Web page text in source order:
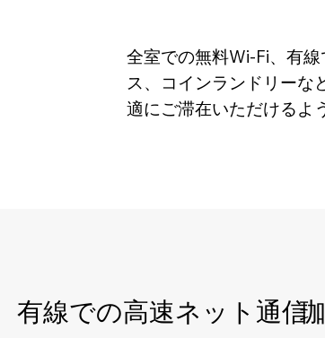
全室での無料Wi-Fi、有
ス、コインランドリーな
適にご滞在いただけるよ
有線での高速ネット通信